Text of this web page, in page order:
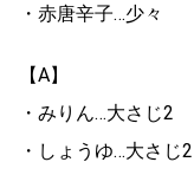
・赤唐辛子…少々
【A】
・みりん…大さじ2
・しょうゆ…大さじ2